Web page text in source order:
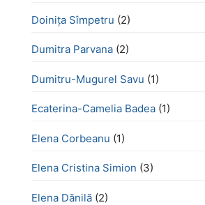
Doinița Sîmpetru (2)
Dumitra Parvana (2)
Dumitru-Mugurel Savu (1)
Ecaterina-Camelia Badea (1)
Elena Corbeanu (1)
Elena Cristina Simion (3)
Elena Dănilă (2)